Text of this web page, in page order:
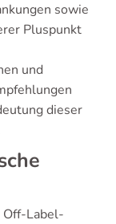
sowie
Pluspunkt
und
dieser
Off-Label-